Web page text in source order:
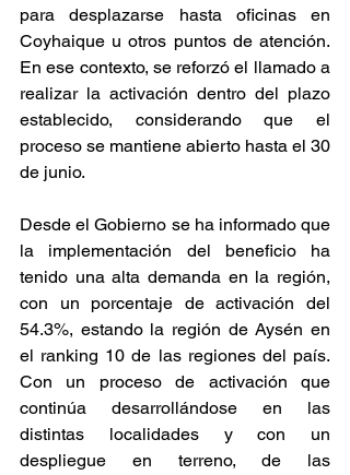
para desplazarse hasta oficinas en
Coyhaique u otros puntos de atención.
En ese contexto, se reforzó el llamado a
realizar la activación dentro del plazo
establecido, considerando que el
proceso se mantiene abierto hasta el 30
de junio.
Desde el Gobierno se ha informado que
la implementación del beneficio ha
tenido una alta demanda en la región,
con un porcentaje de activación del
54.3%, estando la región de Aysén en
el ranking 10 de las regiones del país.
Con un proceso de activación que
continúa desarrollándose en las
distintas localidades y con un
despliegue en terreno, de las